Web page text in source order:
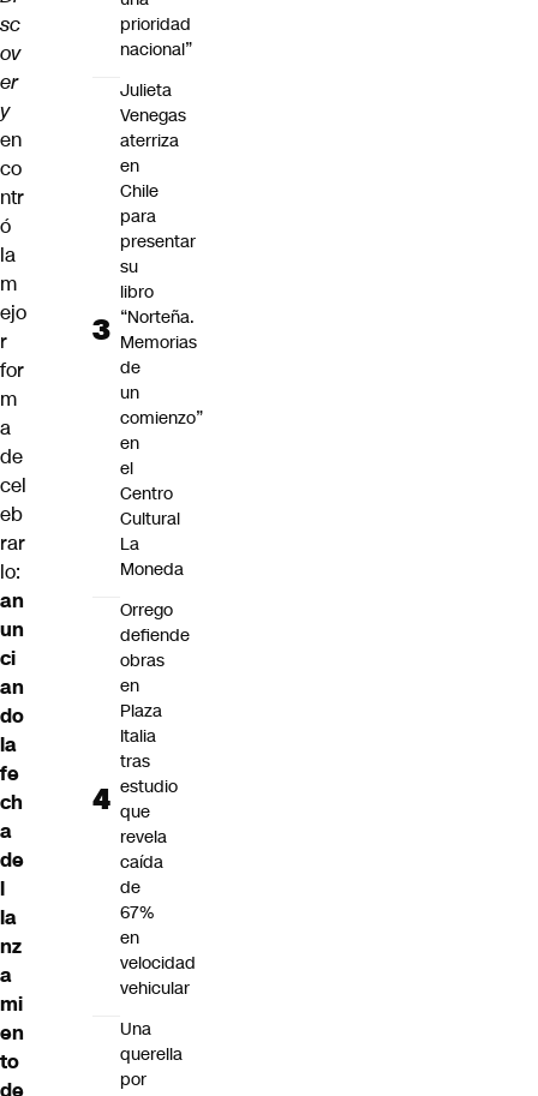
sc
ov
er
y
en
co
ntr
ó
la
m
ejo
r
for
m
a
de
cel
eb
rar
lo:
an
un
ci
an
do
la
fe
ch
a
de
l
la
nz
a
mi
en
to
de
prioridad
nacional”
Julieta
Venegas
aterriza
en
Chile
para
presentar
su
libro
“Norteña.
Memorias
de
un
comienzo”
en
el
Centro
Cultural
La
Moneda
Orrego
defiende
obras
en
Plaza
Italia
tras
estudio
que
revela
caída
de
67%
en
velocidad
vehicular
Una
querella
por